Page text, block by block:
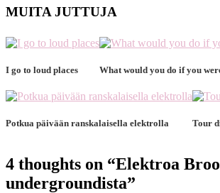
MUITA JUTTUJA
I go to loud places What would you do if you
Potkua päivään ranskalaisella elektrolla Tour
4 thoughts on “Elektroa
undergroundista”